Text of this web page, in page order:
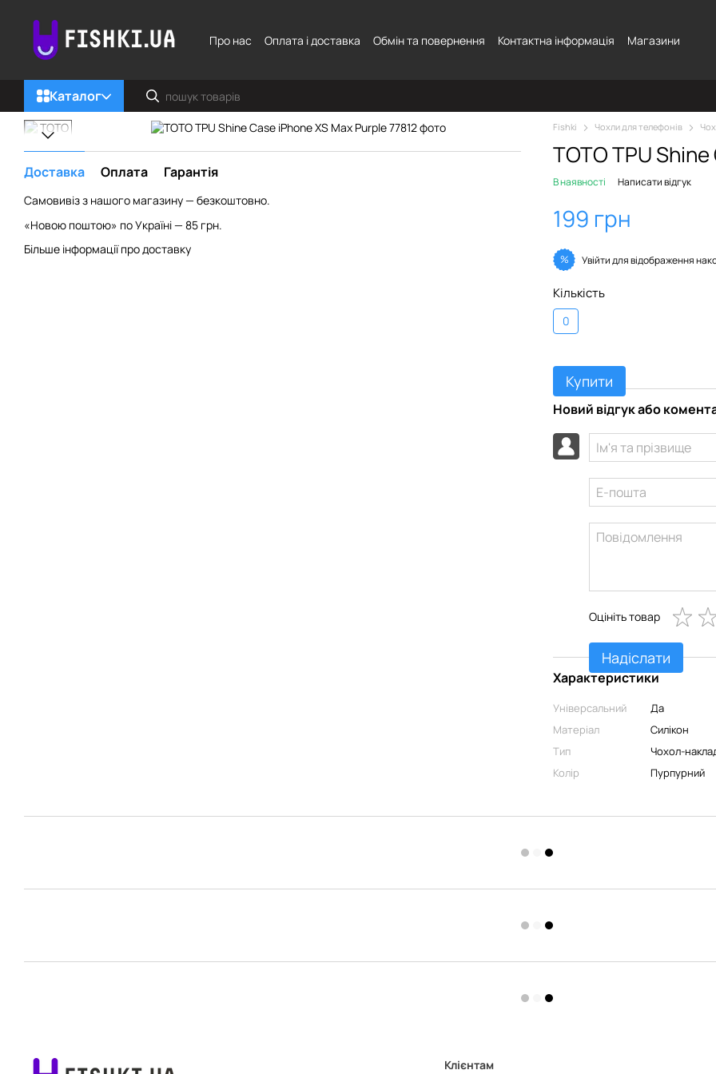
Про нас
Оплата і доставка Обмін та повернення Контактна інформація Магазини
Каталог
Доставка Оплата Гарантія
Самовивіз з нашого магазину — безкоштовно.
«Новою поштою» по Україні — 85 грн.
Більше інформації про доставку
Fishki Чохли для телефонів
TOTO TPU
В наявності Написати відгук
199 грн
% Увійтидля відображення
Кількість
0
Купити
Новий відгук або
Оцініть товар
Надіслати
Характеристики
Універсальний
Да
Матеріал
Силікон
Тип
Чохол-
Колір
Пурпурний
Клієнтам